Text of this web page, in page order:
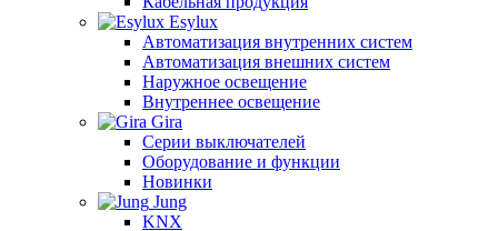
Esylux
Автоматизация внутренних систем
Автоматизация внешних систем
Наружное освещение
Внутреннее освещение
Gira
Серии выключателей
Оборудование и функции
Новинки
Jung
KNX